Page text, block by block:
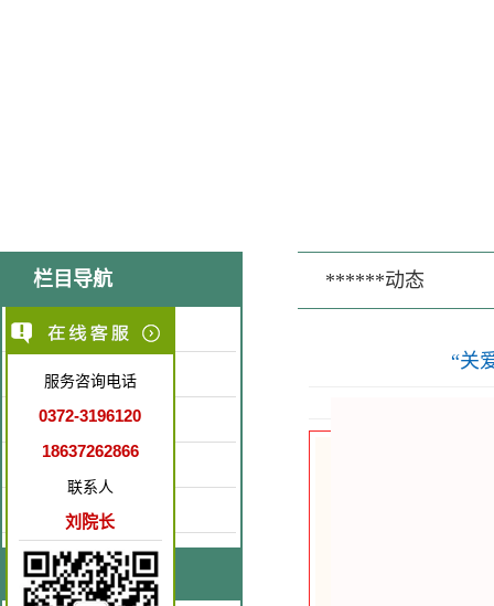
******动态
“关
栏目导航
医院简介
医疗环境
特色医疗
康复园地
联系我们
服务咨询电话
0372-3196120
18637262866
联系人
刘院长